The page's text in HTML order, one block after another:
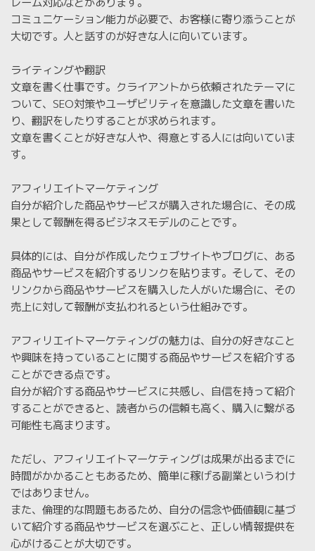
コミュニケーション能力が必要で、お客様に寄り添うことが
大切です。人と話すのが好きな人に向いています。
ライティングや翻訳
文章を書く仕事です。クライアントから依頼されたテーマに
ついて、SEO対策やユーザビリティを意識した文章を書いた
り、翻訳をしたりすることが求められます。
文章を書くことが好きな人や、得意とする人には向いていま
す。
アフィリエイトマーケティング
自分が紹介した商品やサービスが購入された場合に、その成
果として報酬を得るビジネスモデルのことです。
具体的には、自分が作成したウェブサイトやブログに、ある
商品やサービスを紹介するリンクを貼ります。そして、その
リンクから商品やサービスを購入した人がいた場合に、その
売上に対して報酬が支払われるという仕組みです。
アフィリエイトマーケティングの魅力は、自分の好きなこと
や興味を持っていることに関する商品やサービスを紹介する
ことができる点です。
自分が紹介する商品やサービスに共感し、自信を持って紹介
することができると、読者からの信頼も高く、購入に繋がる
可能性も高まります。
ただし、アフィリエイトマーケティングは成果が出るまでに
時間がかかることもあるため、簡単に稼げる副業というわけ
ではありません。
また、倫理的な問題もあるため、自分の信念や価値観に基づ
いて紹介する商品やサービスを選ぶこと、正しい情報提供を
心がけることが大切です。